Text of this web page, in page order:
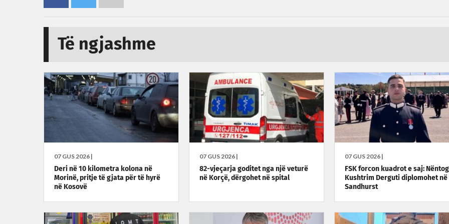
Të ngjashme
07 GUS 2026 |
Deri në 10 kilometra kolona në
Morinë, pritje të gjata për të hyrë
në Kosovë
07 GUS 2026 |
82-vjeçarja goditet nga një veturë
në Korçë, dërgohet në spital
07 GUS 2026 |
FSK forcon kuadrot e saj:
Kushtrim Derguti diplomohet në
Sandhurst